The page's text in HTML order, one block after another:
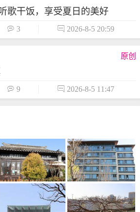
歌干饭，享受夏日的美好
 3  2026-8-5 20:59
原创
 9  2026-8-5 11:47